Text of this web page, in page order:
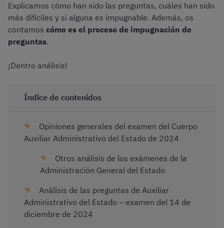
Explicamos cómo han sido las preguntas, cuáles han sido
más difíciles y si alguna es impugnable. Además, os
contamos cómo es el proceso de impugnación de
preguntas.
¡Dentro análisis!
Índice de contenidos
Opiniones generales del examen del Cuerpo
Auxiliar Administrativo del Estado de 2024
Otros análisis de los exámenes de la
Administración General del Estado
Análisis de las preguntas de Auxiliar
Administrativo del Estado – examen del 14 de
diciembre de 2024